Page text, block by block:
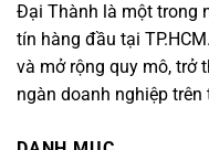
Đại Thành là một trong
tín hàng đầu tại
và mở rộng quy mô, trở
ngàn doanh nghiệp trên